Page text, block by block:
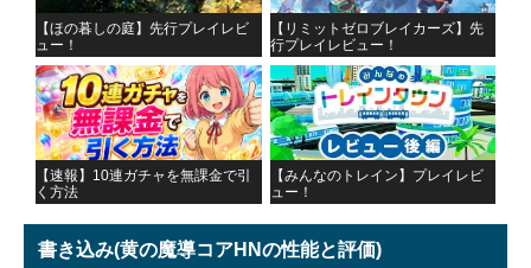
【ほの暮しの庭】先行プレイレビ
ュー！
【リミットゼロブレイカーズ】先
行プレイレビュー！
【速報】10連ガチャを無課金で引
く方法
【みんなのトレイン】プレイレビ
ュー！
書き込み(黄の魔導コアHNの性能と評価)